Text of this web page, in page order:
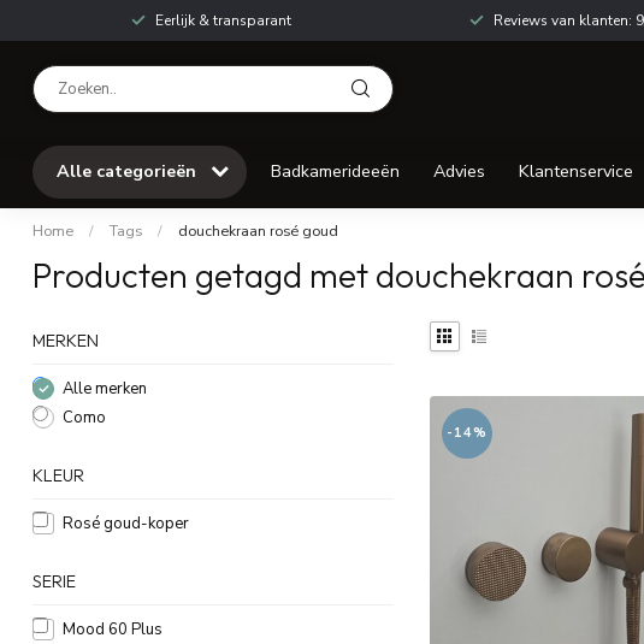
Eerlijk & transparant Reviews van klanten:
Alle categorieën Badkamerideeën Advies Klantenservice
Home / Tags / douchekraan rosé goud
Producten getagd met douchekraan
MERKEN
Alle merken
Como
KLEUR
Rosé goud-koper
SERIE
Mood 60 Plus
-14%